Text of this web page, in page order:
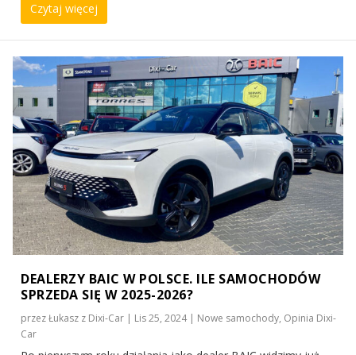
Czytaj więcej
DEALERZY BAIC W POLSCE. ILE SAMOCHODÓW
SPRZEDA SIĘ W 2025-2026?
przezŁukasz z Dixi-Car | Lis 25, 2024| Nowe samochody, Opinia Dixi-
Car